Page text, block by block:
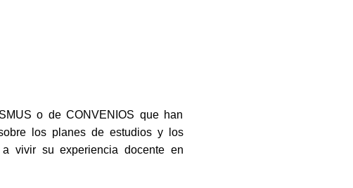
o de CONVENIOS que han
los planes de estudios y los
vivir su experiencia docente en